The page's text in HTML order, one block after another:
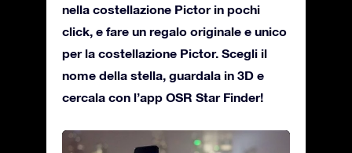
nella costellazione Pictor in pochi
click, e fare un regalo originale e unico
per la costellazione Pictor. Scegli il
nome della stella, guardala in 3D e
cercala con l’app OSR Star Finder!